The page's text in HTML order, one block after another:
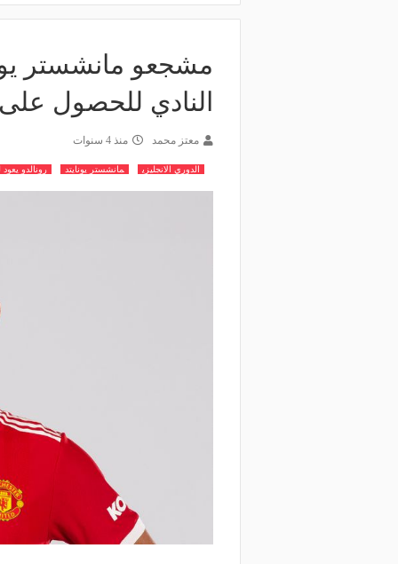
مشجعو مانشستر
النادي للحصول
معتز محمد منذ 4 سنوات
الدوري الانجليزي مانشستر يونايتد رونالدو